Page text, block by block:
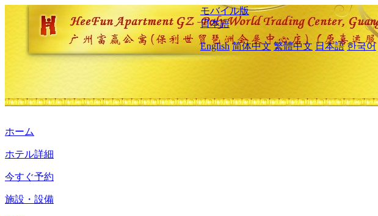
モバイル版
日本語
English 简体中文 繁體中文 日本語 한국어
ホーム
ホテル詳細
今すぐ予約
施設・設備